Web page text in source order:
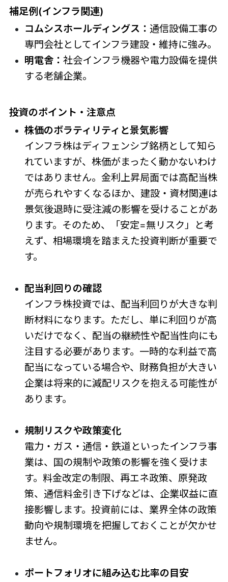
補足例(インフラ関連)
コムシスホールディングス： 通信設備工事の
専門会社としてインフラ建設・維持に強み。
明電舎： 社会インフラ機器や電力設備を提供
する老舗企業。
投資のポイント・注意点
株価のボラティリティと景気影響
インフラ株はディフェンシブ銘柄として知ら
れていますが、株価がまったく動かないわけ
ではありません。金利上昇局面では高配当株
が売られやすくなるほか、建設・資材関連は
景気後退時に受注減の影響を受けることがあ
ります。そのため、「安定=無リスク」と考
えず、相場環境を踏まえた投資判断が重要で
す。
配当利回りの確認
インフラ株投資では、配当利回りが大きな判
断材料になります。ただし、単に利回りが高
いだけでなく、配当の継続性や配当性向にも
注目する必要があります。一時的な利益で高
配当になっている場合や、財務負担が大きい
企業は将来的に減配リスクを抱える可能性が
あります。
規制リスクや政策変化
電力・ガス・通信・鉄道といったインフラ事
業は、国の規制や政策の影響を強く受けま
す。料金改定の制限、再エネ政策、原発政
策、通信料金引き下げなどは、企業収益に直
接影響します。投資前には、業界全体の政策
動向や規制環境を把握しておくことが欠かせ
ません。
ポートフォリオに組み込む比率の目安